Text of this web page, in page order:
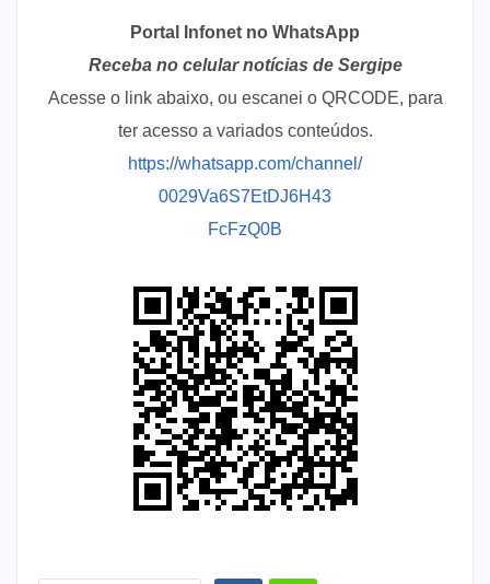
Portal Infonet no WhatsApp
Receba no celular notícias de Sergipe
Acesse o link abaixo, ou escanei o QRCODE, para
ter acesso a variados conteúdos.
https://whatsapp.com/channel/
0029Va6S7EtDJ6H43
FcFzQ0B